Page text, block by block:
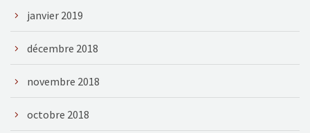
janvier 2019
décembre 2018
novembre 2018
octobre 2018